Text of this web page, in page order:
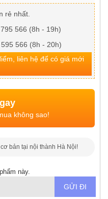
rẻ nhất.
566 (8h - 19h)
566 (8h - 20h)
liên hệ để có giá mới
không sao!
bản tại nội thành Hà Nội!
này.